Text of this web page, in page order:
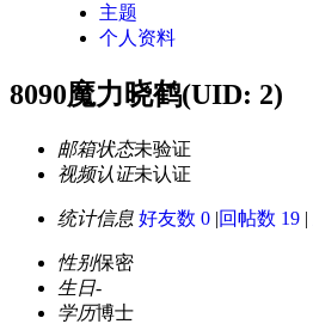
主题
个人资料
8090魔力晓鹤(UID: 2)
邮箱状态未验证
视频认证未认证
统计信息 好友数 0 |回帖数 19 |
性别保密
生日-
学历博士